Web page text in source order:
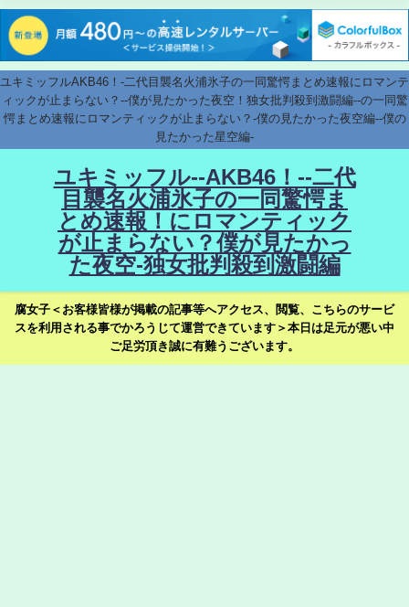
ユキミッフルAKB46！-二代目襲名火浦氷子の一同驚愕まとめ速報にロマンテ
ィックが止まらない？--僕が見たかった夜空！独女批判殺到激闘編--の一同驚
愕まとめ速報にロマンティックが止まらない？-僕の見たかった夜空編--僕の
見たかった星空編-
ユキミッフル--AKB46！--二代
目襲名火浦氷子の一同驚愕ま
とめ速報！にロマンティック
が止まらない？僕が見たかっ
た夜空-独女批判殺到激闘編
腐女子＜お客様皆様が掲載の記事等へアクセス、閲覧、こちらのサービ
スを利用される事でかろうじて運営できています＞本日は足元が悪い中
ご足労頂き誠に有難うございます。